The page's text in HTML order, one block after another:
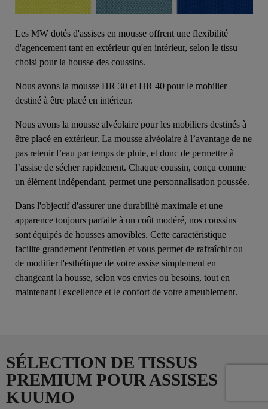
Les MW dotés d'assises en mousse offrent une flexibilité
d'agencement tant en extérieur qu'en intérieur, selon le tissu
choisi pour la housse des coussins.
Nous avons la mousse HR 30 et HR 40 pour le mobilier
destiné à être placé en intérieur.
Nous avons la mousse alvéolaire pour les mobiliers destinés à
être placé en extérieur. La mousse alvéolaire à l’avantage de ne
pas retenir l’eau par temps de pluie, et donc de permettre à
l’assise de sécher rapidement. Chaque coussin, conçu comme
un élément indépendant, permet une personnalisation poussée.
Dans l'objectif d'assurer une durabilité maximale et une
apparence toujours parfaite à un coût modéré, nos coussins
sont équipés de housses amovibles. Cette caractéristique
facilite grandement l'entretien et vous permet de rafraîchir ou
de modifier l'esthétique de votre assise simplement en
changeant la housse, selon vos envies ou besoins, tout en
maintenant l'excellence et le confort de votre ameublement.
SÉLECTION DE TISSUS
PREMIUM POUR ASSISES
KUUMO